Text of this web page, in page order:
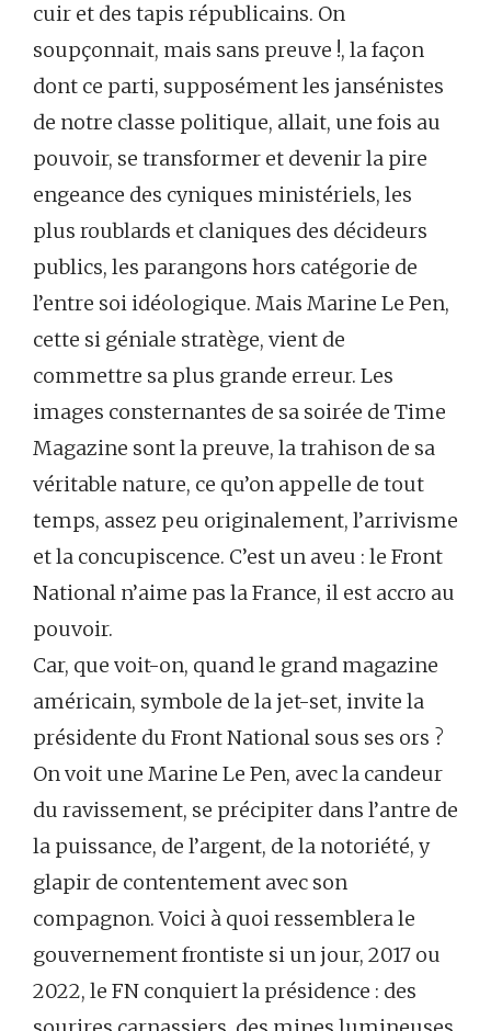
cuir et des tapis républicains. On
soupçonnait, mais sans preuve !, la façon
dont ce parti, supposément les jansénistes
de notre classe politique, allait, une fois au
pouvoir, se transformer et devenir la pire
engeance des cyniques ministériels, les
plus roublards et claniques des décideurs
publics, les parangons hors catégorie de
l’entre soi idéologique. Mais Marine Le Pen,
cette si géniale stratège, vient de
commettre sa plus grande erreur. Les
images consternantes de sa soirée de Time
Magazine sont la preuve, la trahison de sa
véritable nature, ce qu’on appelle de tout
temps, assez peu originalement, l’arrivisme
et la concupiscence. C’est un aveu : le Front
National n’aime pas la France, il est accro au
pouvoir.
Car, que voit-on, quand le grand magazine
américain, symbole de la jet-set, invite la
présidente du Front National sous ses ors ?
On voit une Marine Le Pen, avec la candeur
du ravissement, se précipiter dans l’antre de
la puissance, de l’argent, de la notoriété, y
glapir de contentement avec son
compagnon. Voici à quoi ressemblera le
gouvernement frontiste si un jour, 2017 ou
2022, le FN conquiert la présidence : des